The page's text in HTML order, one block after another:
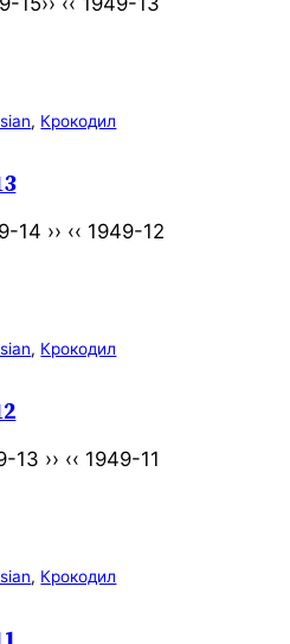
, Крокодил
›› ‹‹ 1949-12
, Крокодил
›› ‹‹ 1949-11
, Крокодил